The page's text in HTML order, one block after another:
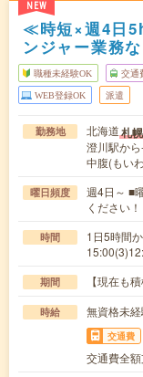
NEW
≪時短×週4日
ンジャー業務な
職種未経験OK 交通
WEB登録OK 派遣
勤務地 北海道札
澄川駅か
中腹(もい
曜日頻度
週4日～ ■
ください！
時間
1日5時間
期間 【現在も
時給 無資格未
交通費
交通費全